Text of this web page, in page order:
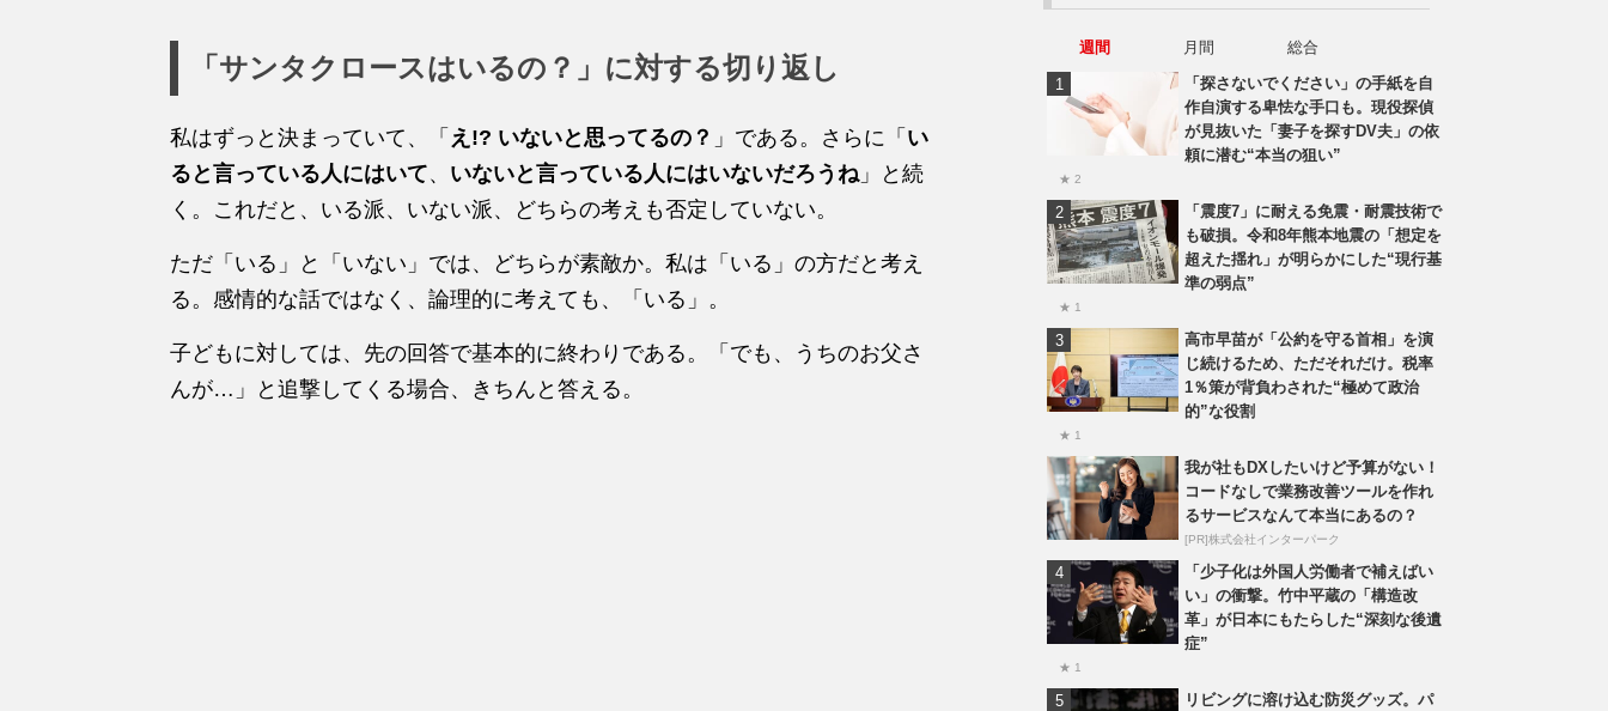
「サンタクロースはいるの？」に対する切り返し
私はずっと決まっていて、「 え!? いないと思ってるの？ 」である。さらに「 い
ると言っている人にはいて、 いないと言っている人にはいないだろうね 」と続
く。これだと、いる派、いない派、どちらの考えも否定していない。
ただ「いる」と「いない」では、どちらが素敵か。私は「いる」の方だと考え
る。感情的な話ではなく、論理的に考えても、「いる」。
子どもに対しては、先の回答で基本的に終わりである。「でも、うちのお父さ
んが…」と追撃してくる場合、きちんと答える。
週間 月間
総合
「探さないでください」の手紙を自
作自演する卑怯な手口も。現役探偵
が見抜いた「妻子を探すDV夫」の依
頼に潜む“本当の狙い”
★ 2
「震度7」に耐える免震・耐震技術で
も破損。令和8年熊本地震の「想定を
超えた揺れ」が明らかにした“現行基
準の弱点”
★ 1
高市早苗が「公約を守る首相」を演
じ続けるため、ただそれだけ。税率
1％策が背負わされた“極めて政治
的”な役割
★ 1
我が社もDXしたいけど予算がない！
コードなしで業務改善ツールを作れ
るサービスなんて本当にあるの？
[PR]株式会社インターパーク
「少子化は外国人労働者で補えばい
い」の衝撃。竹中平蔵の「構造改
革」が日本にもたらした“深刻な後遺
症”
★ 1
リビングに溶け込む防災グッズ。パ